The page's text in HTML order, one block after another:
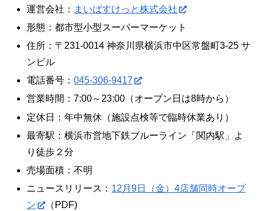
運営会社： まいばすけっと株式会社
形態：都市型小型スーパーマーケット
住所：〒231-0014 神奈川県横浜市中区常盤町3-25 サ
ンビル
電話番号：045-306-9417
営業時間：7:00～23:00（オープン日は8時から）
定休日：年中無休（施設点検等で臨時休業あり）
最寄駅：横浜市営地下鉄ブルーライン「関内駅」よ
り徒歩２分
売場面積：不明
ニュースリリース： 12月9日（金）4店舗同時オープ
ン
（PDF)